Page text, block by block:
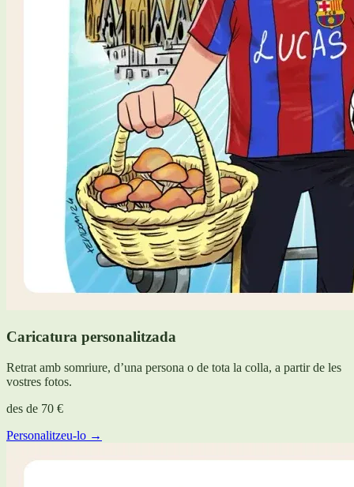
Caricatura personalitzada
Retrat amb somriure, d’una persona o de tota la colla, a partir de les
vostres fotos.
des de 70 €
Personalitzeu-lo →